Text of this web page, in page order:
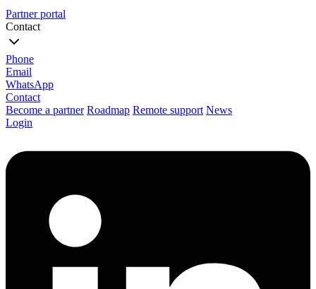
Partner portal
Contact
Phone
Email
WhatsApp
Contact
Become a partner Roadmap Remote support News
Login